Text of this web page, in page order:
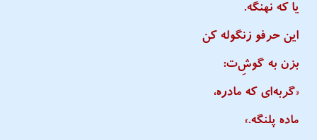
یا که نهنگه.
این حرفو زنگوله کن
بزن به گوشِ‌ت:
«گربه‌ای که مادره،
ماده پلنگه.»